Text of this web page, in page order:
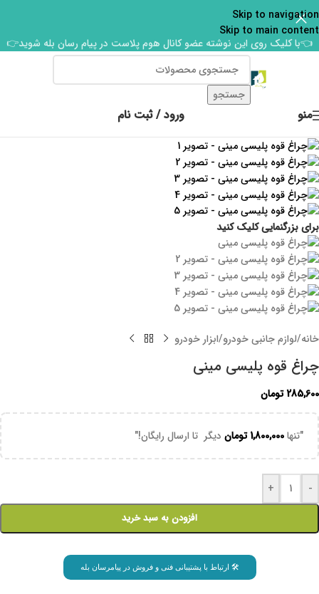
Skip to navigation
Skip to main content
👈با کلیک روی این نوشته عضو کانال هوم پلاست در پیام رسان بله شوید👉
جستجو
منو ورود / ثبت نام
برای بزرگنمایی کلیک کنید
خانه/لوازم جانبی خودرو/ابزار خودرو
چراغ قوه پلیسی مینی
285,600تومان
"تنها1,800,000 تومان دیگر تا ارسال رایگان!"
-
+
افزودن به سبد خرید
🛠 ارتباط با پشتیبانی فنی و فروش در پیامرسان بله